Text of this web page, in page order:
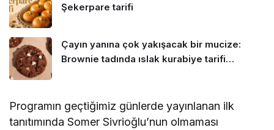
Şekerpare tarifi
Çayın yanına çok yakışacak bir mucize:
Brownie tadında ıslak kurabiye tarifi…
Programın geçtiğimiz günlerde yayınlanan ilk
tanıtımında Somer Sivrioğlu’nun olmaması